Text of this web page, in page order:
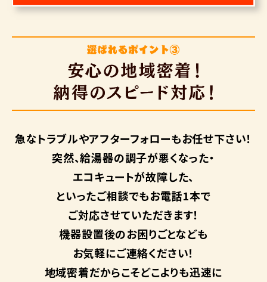
急なトラブルやアフターフォローもお任せ下さい！
突然、給湯器の調子が悪くなった・
エコキュートが故障した、
といったご相談でもお電話1本で
ご対応させていただきます！
機器設置後のお困りごとなども
お気軽にご連絡ください！
地域密着だからこそどこよりも迅速に